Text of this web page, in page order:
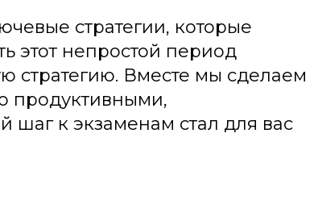
стратегии, которые
этот непростой период
стратегию. Вместе мы сделаем
продуктивными,
шаг к экзаменам стал для вас